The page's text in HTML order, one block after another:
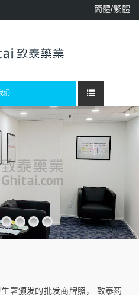
簡體/繁體
们
署颁发的批发商牌照， 致泰药